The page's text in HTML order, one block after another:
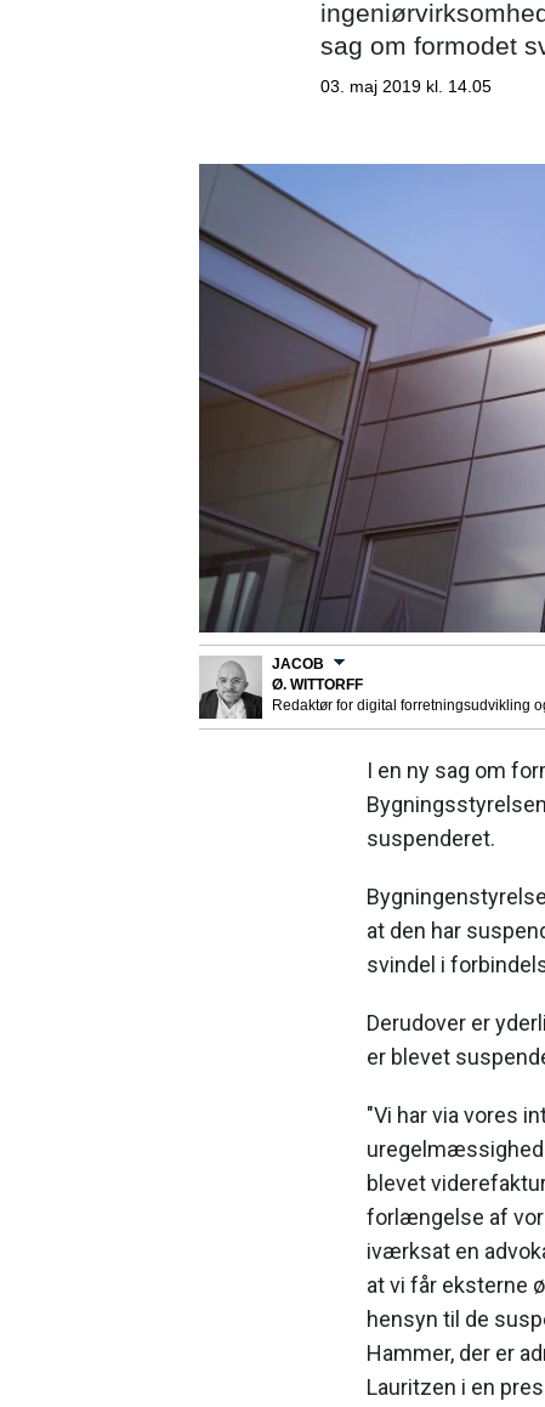
sag om formodet
03. maj 2019 kl. 14.05
JACOB
Ø. WITTORFF
Redaktør for digital forretningsudvikling
I en ny sag om
suspenderet.
at den har
svindel i
Derudover er
er blevet
"Vi har via vores
blevet
forlængelse af
iværksat en
at vi får eksterne
hensyn til de
Hammer, der er
Lauritzen i en